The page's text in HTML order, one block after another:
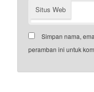
Situs Web
Simpan nama,
peramban ini untuk